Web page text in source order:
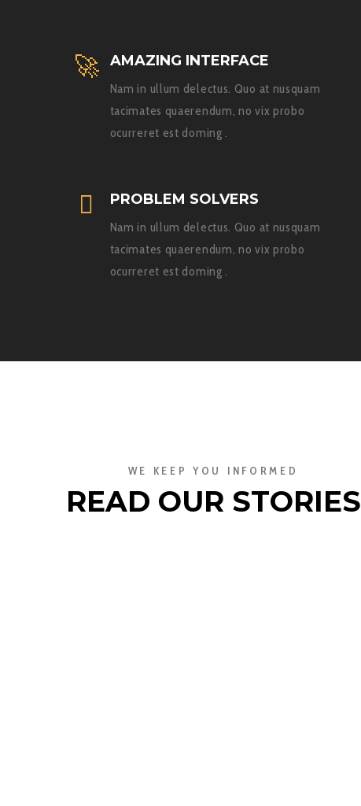
AMAZING INTERFACE
Nam in ullum delectus. Quo at nusquam
tacimates quaerendum, no vix probo
ocurreret est doming .
PROBLEM SOLVERS
Nam in ullum delectus. Quo at nusquam
tacimates quaerendum, no vix probo
ocurreret est doming .
WE KEEP YOU INFORMED
READ OUR STORIES